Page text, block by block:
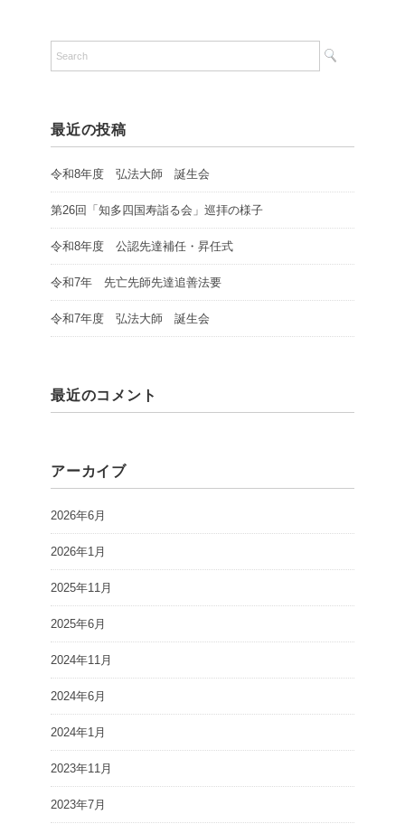
最近の投稿
令和8年度 弘法大師 誕生会
第26回「知多四国寿詣る会」巡拝の様子
令和8年度 公認先達補任・昇任式
令和7年 先亡先師先達追善法要
令和7年度 弘法大師 誕生会
最近のコメント
アーカイブ
2026年6月
2026年1月
2025年11月
2025年6月
2024年11月
2024年6月
2024年1月
2023年11月
2023年7月